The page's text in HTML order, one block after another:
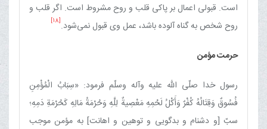
است. قبولی اعمال بر پاكی قلب و روح مشروط است. اگر قلب و
روح شخص به گناه آلوده باشد، عمل وی قبول نمی‌شود.[18]
حرمت مؤمن
رسول خدا صلّی الله علیه وآله وسلّم فرمود: «سِبَابُ الْمُؤْمِنِ
فُسُوقٌ وَقِتَالُهُ كُفْرٌ وَأَكْلُ لَحْمِهِ مَعْصِیةٌ لِلَّهِ وَحُرْمَةُ مَالِهِ كَحُرْمَةِ دَمِهِ؛
سبّ [و دشنام و بدگویی و توهین و اهانت] به مؤمن موجب